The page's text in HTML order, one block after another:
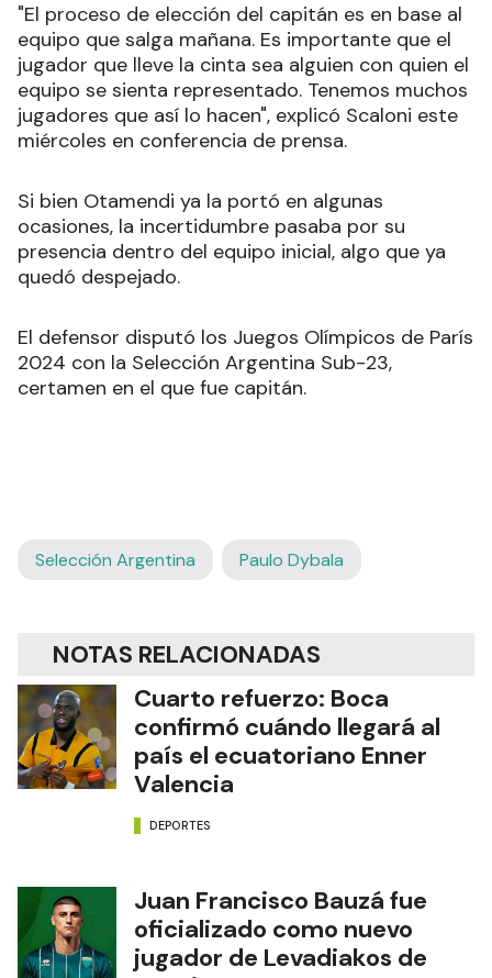
"El proceso de elección del capitán es en base al
equipo que salga mañana. Es importante que el
jugador que lleve la cinta sea alguien con quien el
equipo se sienta representado. Tenemos muchos
jugadores que así lo hacen", explicó Scaloni este
miércoles en conferencia de prensa.
Si bien Otamendi ya la portó en algunas
ocasiones, la incertidumbre pasaba por su
presencia dentro del equipo inicial, algo que ya
quedó despejado.
El defensor disputó los Juegos Olímpicos de París
2024 con la Selección Argentina Sub-23,
certamen en el que fue capitán.
Selección Argentina Paulo Dybala
NOTAS RELACIONADAS
Cuarto refuerzo: Boca
confirmó cuándo llegará al
país el ecuatoriano Enner
Valencia
DEPORTES
Juan Francisco Bauzá fue
oficializado como nuevo
jugador de Levadiakos de